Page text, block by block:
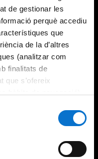
de gestionar les
perquè accediu
que
de la d’altres
(analitzar com
finalitats de
que s’ofereix
lloc web de la